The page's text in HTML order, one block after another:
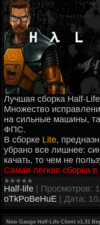
Лучшая сборка Half-
Множество
на сильные машины,
ФПС.
В сборкеLite,
убрано все лишнее:
качать, то чем не
Самая легкая сборка
Half-life | Просмотров:
oTkPoBeHuE | Дата:
New Gauge Half-Life Client v1.31